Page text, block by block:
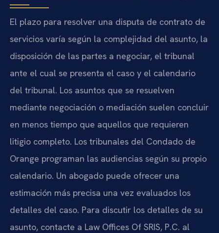
El plazo para resolver una disputa de contrato de
servicios varía según la complejidad del asunto, la
disposición de las partes a negociar, el tribunal
ante el cual se presenta el caso y el calendario
del tribunal. Los asuntos que se resuelven
mediante negociación o mediación suelen concluir
en menos tiempo que aquellos que requieren
litigio completo. Los tribunales del Condado de
Orange programan las audiencias según su propio
calendario. Un abogado puede ofrecer una
estimación más precisa una vez evaluados los
detalles del caso. Para discutir los detalles de su
asunto, contacte a Law Offices Of SRIS, P.C. al